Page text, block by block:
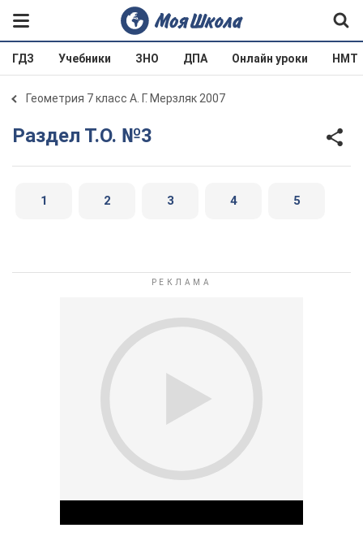
ГДЗ Учебники ЗНО ДПА Онлайн уроки НМТ
Геометрия 7 класс А. Г. Мерзляк 2007
Раздел Т.О. №3
1 2 3 4 5